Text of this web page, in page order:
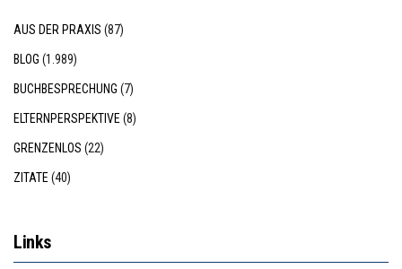
AUS DER PRAXIS (87)
BLOG (1.989)
BUCHBESPRECHUNG (7)
ELTERNPERSPEKTIVE (8)
GRENZENLOS (22)
ZITATE (40)
Links